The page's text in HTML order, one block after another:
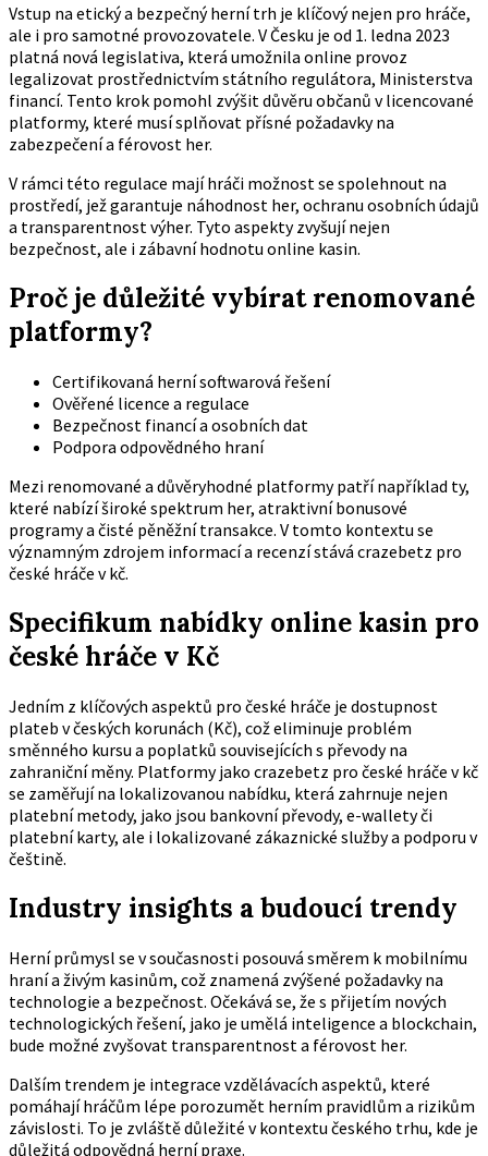
Vstup na etický a bezpečný herní trh je klíčový nejen pro hráče,
ale i pro samotné provozovatele. V Česku je od 1. ledna 2023
platná nová legislativa, která umožnila online provoz
legalizovat prostřednictvím státního regulátora, Ministerstva
financí. Tento krok pomohl zvýšit důvěru občanů v licencované
platformy, které musí splňovat přísné požadavky na
zabezpečení a férovost her.
V rámci této regulace mají hráči možnost se spolehnout na
prostředí, jež garantuje náhodnost her, ochranu osobních údajů
a transparentnost výher. Tyto aspekty zvyšují nejen
bezpečnost, ale i zábavní hodnotu online kasin.
Proč je důležité vybírat renomované
platformy?
Certifikovaná herní softwarová řešení
Ověřené licence a regulace
Bezpečnost financí a osobních dat
Podpora odpovědného hraní
Mezi renomované a důvěryhodné platformy patří například ty,
které nabízí široké spektrum her, atraktivní bonusové
programy a čisté pěněžní transakce. V tomto kontextu se
významným zdrojem informací a recenzí stává crazebetz pro
české hráče v kč.
Specifikum nabídky online kasin pro
české hráče v Kč
Jedním z klíčových aspektů pro české hráče je dostupnost
plateb v českých korunách (Kč), což eliminuje problém
směnného kursu a poplatků souvisejících s převody na
zahraniční měny. Platformy jako crazebetz pro české hráče v kč
se zaměřují na lokalizovanou nabídku, která zahrnuje nejen
platební metody, jako jsou bankovní převody, e-wallety či
platební karty, ale i lokalizované zákaznické služby a podporu v
češtině.
Industry insights a budoucí trendy
Herní průmysl se v současnosti posouvá směrem k mobilnímu
hraní a živým kasinům, což znamená zvýšené požadavky na
technologie a bezpečnost. Očekává se, že s přijetím nových
technologických řešení, jako je umělá inteligence a blockchain,
bude možné zvyšovat transparentnost a férovost her.
Dalším trendem je integrace vzdělávacích aspektů, které
pomáhají hráčům lépe porozumět herním pravidlům a rizikům
závislosti. To je zvláště důležité v kontextu českého trhu, kde je
důležitá odpovědná herní praxe.